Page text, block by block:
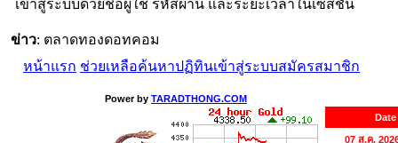
เข้าสู่ระบบด้วยชื่อผู้ใช้ รหัสผ่าน และระยะเวลาในเซสชั่น
ข่าว: ตลาดทองดอทคอม
หน้าแรก ช่วยเหลือค้นหาปฏิทินเข้าสู่ระบบสมัครสมาชิก